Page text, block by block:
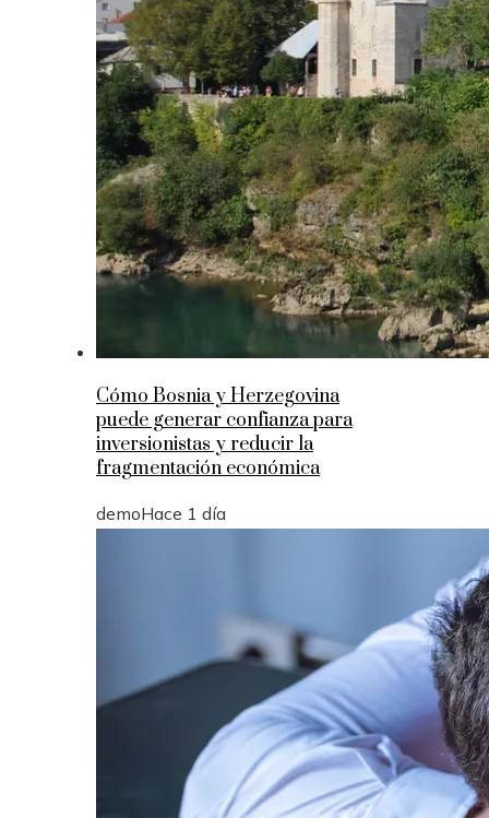
Cómo Bosnia y Herzegovina
puede generar confianza para
inversionistas y reducir la
fragmentación económica
demoHace 1 día